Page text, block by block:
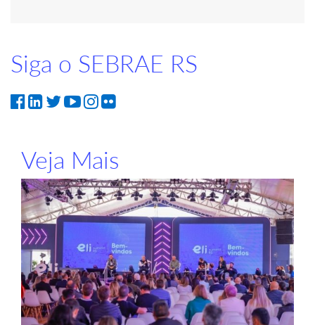
Siga o SEBRAE RS
Veja Mais